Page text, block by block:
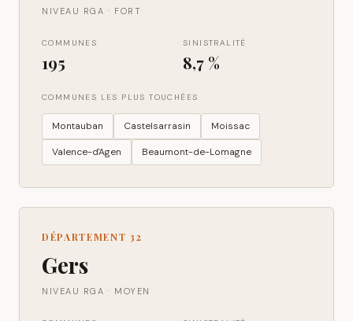
NIVEAU RGA · FORT
COMMUNES
195
SINISTRALITÉ
8,7 %
COMMUNES LES PLUS TOUCHÉES
Montauban Castelsarrasin Moissac
Valence-d'Agen Beaumont-de-Lomagne
DÉPARTEMENT32
Gers
NIVEAU RGA · MOYEN